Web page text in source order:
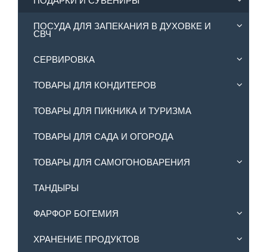
ПОСУДА ДЛЯ ЗАПЕКАНИЯ В ДУХОВКЕ И
СВЧ
СЕРВИРОВКА
ТОВАРЫ ДЛЯ КОНДИТЕРОВ
ТОВАРЫ ДЛЯ ПИКНИКА И ТУРИЗМА
ТОВАРЫ ДЛЯ САДА И ОГОРОДА
ТОВАРЫ ДЛЯ САМОГОНОВАРЕНИЯ
ТАНДЫРЫ
ФАРФОР БОГЕМИЯ
ХРАНЕНИЕ ПРОДУКТОВ